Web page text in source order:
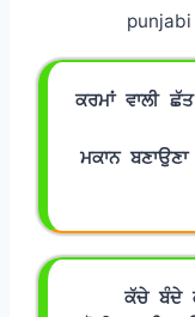
ਕਰਮਾਂ ਵਾਲੀ
ਮਕਾਨ
ਕੱਚੇ ਬੰਦੇ